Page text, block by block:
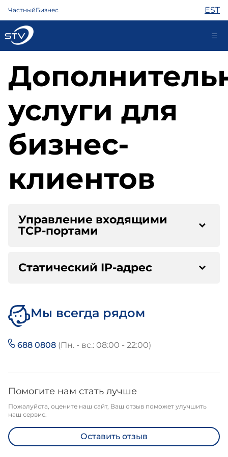
ЧастныйБизнес EST
ariklient@stv.ee
Интернет
ТВ
Телефон
Охрана
Магазин
Новости
услуги для
бизнес-
клиентов
Управление входящими
TCP-портами
Статический IP-адрес
Мы всегда рядом
688 0808 (Пн. - вс.: 08:00 - 22:00)
Помогите нам стать лучше
Пожалуйста, оцените наш сайт, Ваш отзыв поможет улучшить
наш сервис.
Оставить отзыв